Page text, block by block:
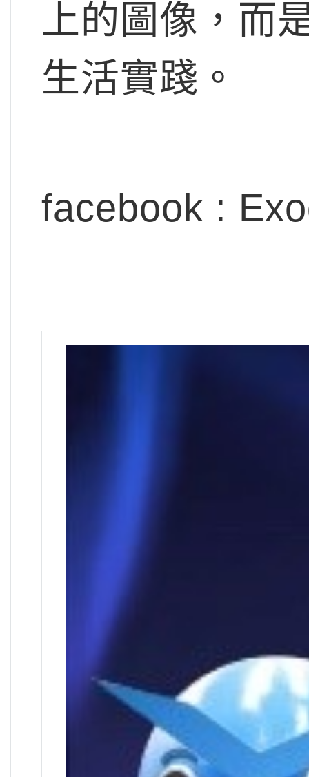
上的圖像，而
生活實踐。
facebook :